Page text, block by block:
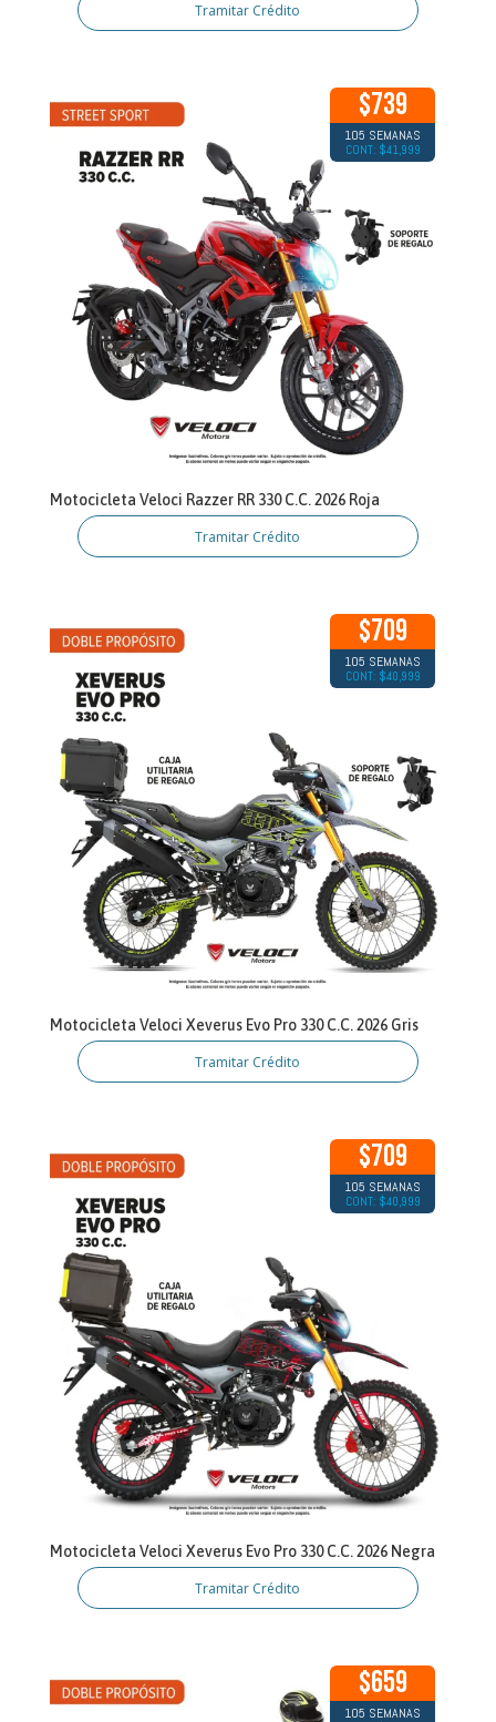
Tramitar Crédito
$739
105 SEMANAS
CONT: $41,999
Motocicleta Veloci Razzer RR 330 C.C. 2026 Roja
Tramitar Crédito
$709
105 SEMANAS
CONT: $40,999
Motocicleta Veloci Xeverus Evo Pro 330 C.C. 2026 Gris
Tramitar Crédito
$709
105 SEMANAS
CONT: $40,999
Motocicleta Veloci Xeverus Evo Pro 330 C.C. 2026 Negra
Tramitar Crédito
$659
105 SEMANAS